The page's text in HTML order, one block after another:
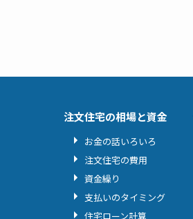
注文住宅の相場と資金
お金の話いろいろ
注文住宅の費用
資金繰り
支払いのタイミング
住宅ローン計算